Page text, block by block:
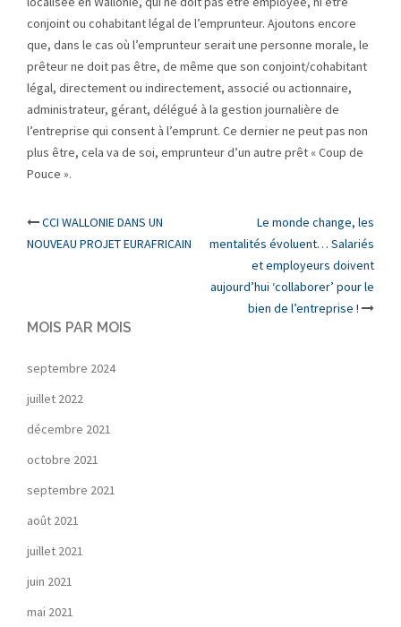
conjoint ou cohabitant légal de l’emprunteur. Ajoutons encore
que, dans le cas où l’emprunteur serait une personne morale, le
prêteur ne doit pas être, de même que son conjoint/cohabitant
légal, directement ou indirectement, associé ou actionnaire,
administrateur, gérant, délégué à la gestion journalière de
l’entreprise qui consent à l’emprunt. Ce dernier ne peut pas non
plus être, cela va de soi, emprunteur d’un autre prêt « Coup de
Pouce ».
Post
CCI WALLONIE DANS UN
NOUVEAU PROJET EURAFRICAIN
Le monde change, les
mentalités évoluent… Salariés
et employeurs doivent
aujourd’hui ‘collaborer’ pour le
bien de l’entreprise !
MOIS PAR MOIS
septembre 2024
juillet 2022
décembre 2021
octobre 2021
septembre 2021
août 2021
juillet 2021
juin 2021
mai 2021